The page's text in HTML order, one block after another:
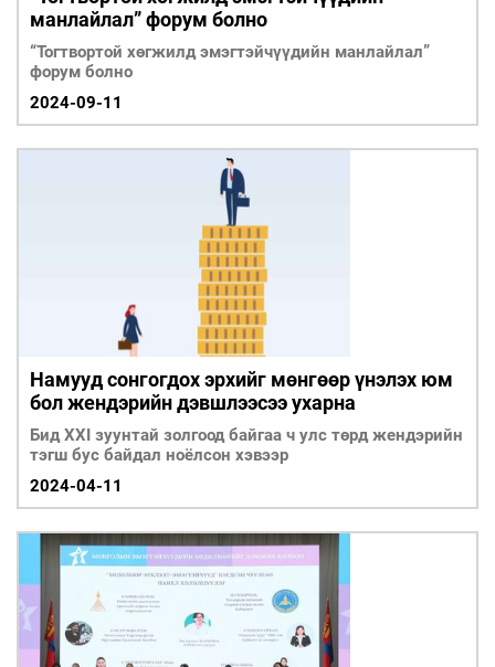
манлайлал” форум болно
“Тогтвортой хөгжилд эмэгтэйчүүдийн манлайлал”
форум болно
2024-09-11
Намууд сонгогдох эрхийг мөнгөөр үнэлэх юм
бол жендэрийн дэвшлээсээ ухарна
Бид XXI зуунтай золгоод байгаа ч улс төрд жендэрийн
тэгш бус байдал ноёл­сон хэвээр
2024-04-11